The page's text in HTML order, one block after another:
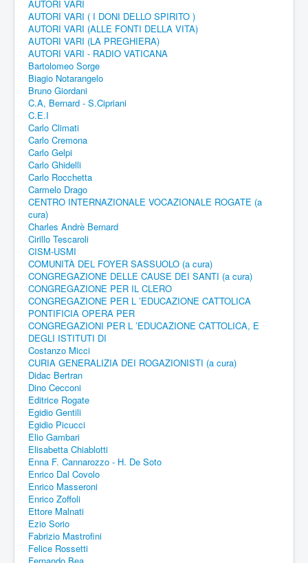
AUTORI VARI
AUTORI VARI ( I DONI DELLO SPIRITO )
AUTORI VARI (ALLE FONTI DELLA VITA)
AUTORI VARI (LA PREGHIERA)
AUTORI VARI - RADIO VATICANA
Bartolomeo Sorge
Biagio Notarangelo
Bruno Giordani
C.A, Bernard - S.Cipriani
C.E.I
Carlo Climati
Carlo Cremona
Carlo Gelpi
Carlo Ghidelli
Carlo Rocchetta
Carmelo Drago
CENTRO INTERNAZIONALE VOCAZIONALE ROGATE (a
cura)
Charles Andrè Bernard
Cirillo Tescaroli
CISM-USMI
COMUNITÀ DEL FOYER SASSUOLO (a cura)
CONGREGAZIONE DELLE CAUSE DEI SANTI (a cura)
CONGREGAZIONE PER IL CLERO
CONGREGAZIONE PER L ’EDUCAZIONE CATTOLICA
PONTIFICIA OPERA PER
CONGREGAZIONI PER L ’EDUCAZIONE CATTOLICA, E
DEGLI ISTITUTI DI
Costanzo Micci
CURIA GENERALIZIA DEI ROGAZIONISTI (a cura)
Didac Bertran
Dino Cecconi
Editrice Rogate
Egidio Gentili
Egidio Picucci
Elio Gambari
Elisabetta Chiablotti
Enna F. Cannarozzo - H. De Soto
Enrico Dal Covolo
Enrico Masseroni
Enrico Zoffoli
Ettore Malnati
Ezio Sorio
Fabrizio Mastrofini
Felice Rossetti